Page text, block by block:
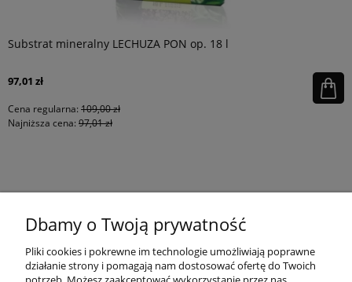
Substrat mineralny LECHUZA PON op. 18 l
97,01 zł
Cena regularna: 109,00 zł
Najniższa cena: 97,01 zł
MOJE KONTO
Dbamy o Twoją prywatność
Pliki cookies i pokrewne im technologie umożliwiają poprawne
działanie strony i pomagają nam dostosować ofertę do Twoich